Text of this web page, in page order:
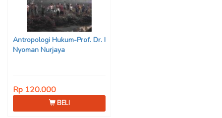
Antropologi Hukum-Prof. Dr. I
Nyoman Nurjaya
Rp 120.000
BELI